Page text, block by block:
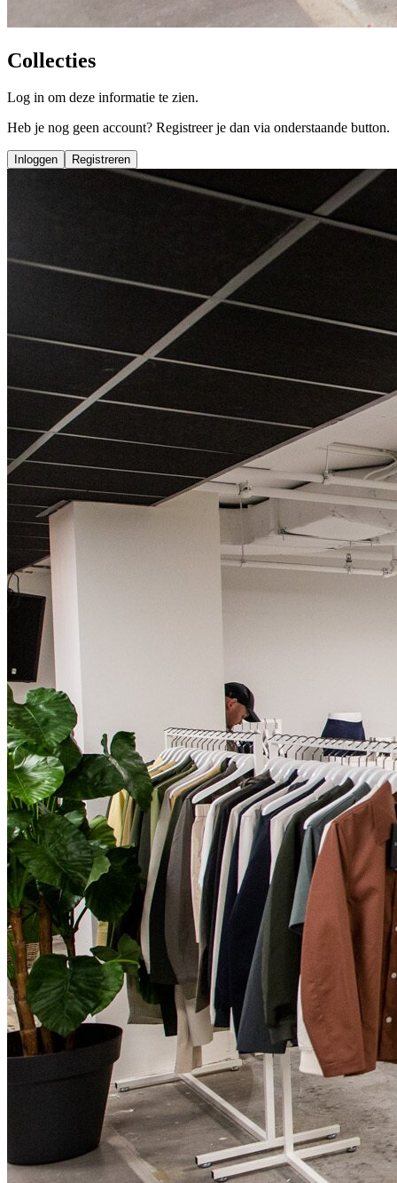
Collecties
Log in om deze informatie te zien.
Heb je nog geen account? Registreer je dan via onderstaande button.
Inloggen Registreren